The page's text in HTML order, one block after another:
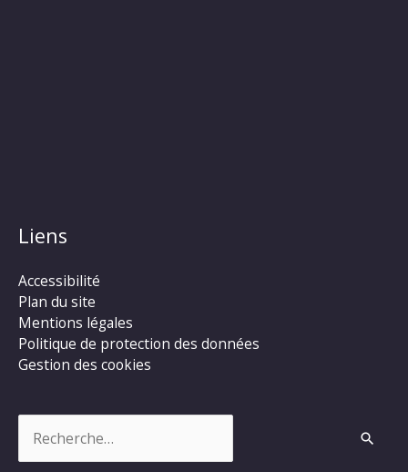
Liens
Accessibilité
Plan du site
Mentions légales
Politique de protection des données
Gestion des cookies